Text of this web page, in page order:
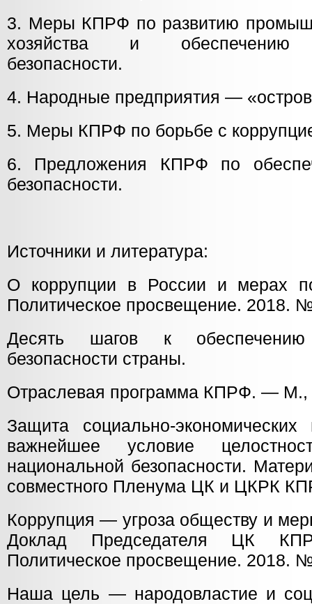
3. Меры КПРФ по развитию
хозяйства и обеспечению
безопасности.
4. Народные предприятия —
5. Меры КПРФ по борьбе с
6. Предложения КПРФ по
безопасности.
Источники и литература:
О коррупции в России и мерах
Политическое просвещение. 2018.
Десять шагов к обеспечению
безопасности страны.
Отраслевая программа КПРФ. — М.,
Защита социально-
важнейшее условие
национальной безопасности.
совместного Пленума ЦК и ЦКРК
Коррупция — угроза обществу и
Доклад Председателя ЦК
Политическое просвещение. 2018.
Наша цель — народовластие и